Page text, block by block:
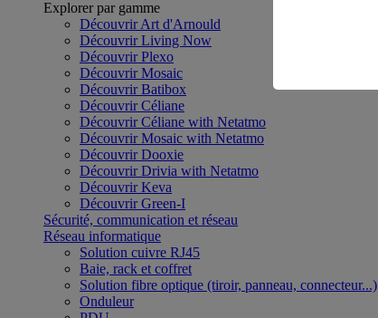
Explorer par gamme
Découvrir Art d'Arnould
Découvrir Living Now
Découvrir Plexo
Découvrir Mosaic
Découvrir Batibox
Découvrir Céliane
Découvrir Céliane with Netatmo
Découvrir Mosaic with Netatmo
Découvrir Dooxie
Découvrir Drivia with Netatmo
Découvrir Keva
Découvrir Green-I
Sécurité, communication et réseau
Réseau informatique
Solution cuivre RJ45
Baie, rack et coffret
Solution fibre optique (tiroir, panneau, connecteur...)
Onduleur